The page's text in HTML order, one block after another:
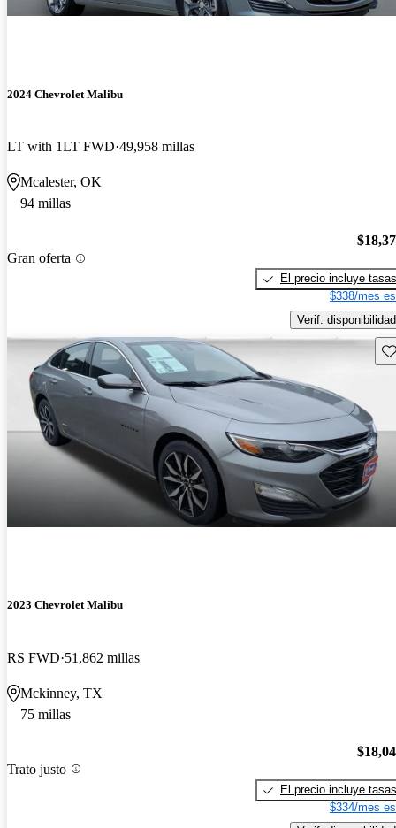
2024 Chevrolet Malibu
LT with 1LT FWD 49,958 millas
Mcalester, OK
94 millas
Gran oferta
El precio incluye tasas
$338/mes
Verif. disponibilidad
2023 Chevrolet Malibu
RS FWD 51,862 millas
Mckinney, TX
75 millas
Trato justo
El precio incluye tasas
$334/mes